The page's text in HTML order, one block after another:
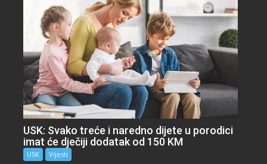
USK: Svako treće i naredno dijete u porodici
imat će dječiji dodatak od 150 KM
USK Vijesti